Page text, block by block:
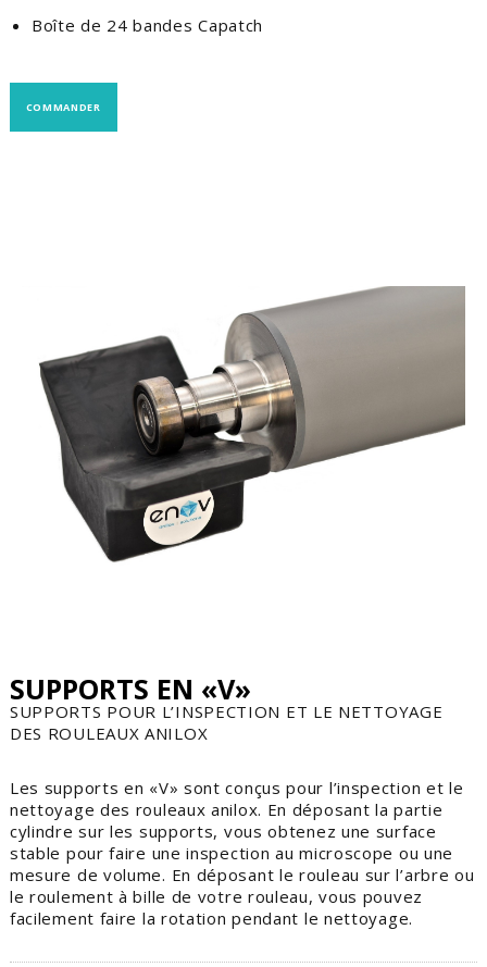
Boîte de 24 bandes Capatch
COMMANDER
SUPPORTS EN «V»
SUPPORTS POUR L’INSPECTION ET LE NETTOYAGE
DES ROULEAUX ANILOX
Les supports en «V» sont conçus pour l’inspection et le
nettoyage des rouleaux anilox. En déposant la partie
cylindre sur les supports, vous obtenez une surface
stable pour faire une inspection au microscope ou une
mesure de volume. En déposant le rouleau sur l’arbre ou
le roulement à bille de votre rouleau, vous pouvez
facilement faire la rotation pendant le nettoyage.